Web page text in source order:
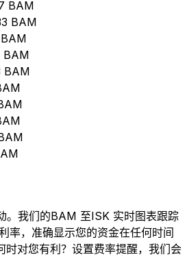
BAM
BAM
BAM
BAM
BAM
。我们的BAM 至ISK 实时图表跟踪
率，准确显示您的资金在任何时间
时对您有利？设置费率提醒，我们会